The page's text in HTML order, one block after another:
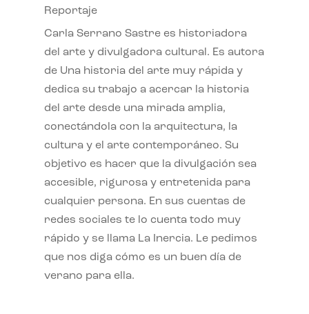
Reportaje
Carla Serrano Sastre es historiadora
del arte y divulgadora cultural. Es autora
de Una historia del arte muy rápida y
dedica su trabajo a acercar la historia
del arte desde una mirada amplia,
conectándola con la arquitectura, la
cultura y el arte contemporáneo. Su
objetivo es hacer que la divulgación sea
accesible, rigurosa y entretenida para
cualquier persona. En sus cuentas de
redes sociales te lo cuenta todo muy
rápido y se llama La Inercia. Le pedimos
que nos diga cómo es un buen día de
verano para ella.